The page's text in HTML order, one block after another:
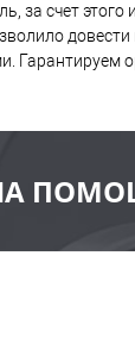
за счет
Гарантируем